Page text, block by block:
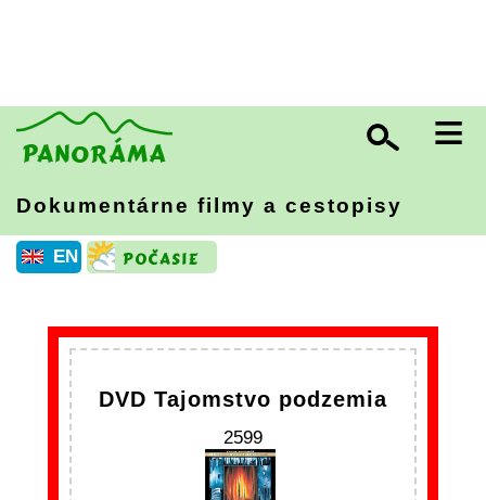
≡
Dokumentárne filmy a cestopisy
EN
DVD Tajomstvo podzemia
2599